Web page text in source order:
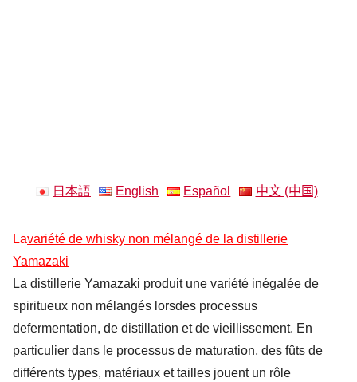
日本語 English Español 中文 (中国)
Lavariété de whisky non mélangé de la distillerie
Yamazaki
La distillerie Yamazaki produit une variété inégalée de
spiritueux non mélangés lorsdes processus
defermentation, de distillation et de vieillissement. En
particulier dans le processus de maturation, des fûts de
différents types, matériaux et tailles jouent un rôle